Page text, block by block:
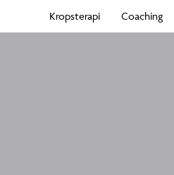
Kropsterapi Coaching